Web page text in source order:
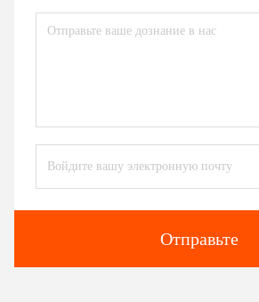
Отправьте